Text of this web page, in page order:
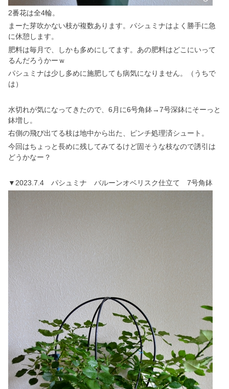
2番花は全4輪。
まーた芽吹かない枝が複数あります。パシュミナはよく勝手に急
に休憩します。
肥料は毎月で、しかも多めにしてます。あの肥料はどこにいって
るんだろうかーｗ
パシュミナは少し多めに施肥しても病気になりません。（うちで
は）
水切れが気になってきたので、6月に6号角鉢→7号深鉢にそーっと
鉢増し。
右側の飛び出てる枝は地中から出た、ピンチ処理済シュート。
今回はちょっと長めに残してみてるけど固そうな枝なので誘引は
どうかなー？
▼2023.7.4 パシュミナ バルーンオベリスク仕立て 7号角鉢